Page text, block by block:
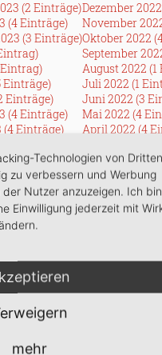
(2 Einträge)
(4 Einträge)
(3 Einträge)
Einträge)
Einträge)
(4 Einträge)
Einträge)
Dezember
November
Oktober 2022
September
August 2022
Juli 2022 (1
Juni 2022 (3
Mai 2022 (4
April 2022 (4
Februar 2022
Januar 2022 (1
Einträge)
Technologien von
zu verbessern und Werbung
Nutzer anzuzeigen. Ich
Einwilligung jederzeit mit
mehr